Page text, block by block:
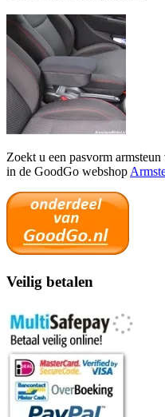
Zoekt u een pasvorm
in de GoodGo webshop
Veilig betalen